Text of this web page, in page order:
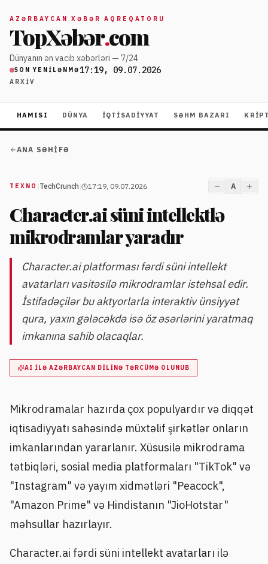
AZƏRBAYCAN XƏBƏR AQREQATORU
TopXəbər.com
Dünyanın ən vacib xəbərləri — 7/24
SON YENILƏNMƏ17:19, 09.07.2026
ARXIV
HAMISI DÜNYA İQTISADIYYAT SƏHM BAZARI
ANA SƏHIFƏ
TEXNO TechCrunch 17:19, 09.07.2026 A
Character.ai süni intellektlə
mikrodramlar yaradır
Character.ai platforması fərdi süni intellekt
avatarları vasitəsilə mikrodramlar istehsal edir.
İstifadəçilər bu aktyorlarla interaktiv ünsiyyət
qura, yaxın gələcəkdə isə öz əsərlərini yaratmaq
imkanına sahib olacaqlar.
AI ILƏ AZƏRBAYCAN DILINƏ TƏRCÜMƏ OLUNUB
Mikrodramalar hazırda çox populyardır və diqqət
iqtisadiyyatı sahəsində müxtəlif şirkətlər onların
imkanlarından yararlanır. Xüsusilə mikrodrama
tətbiqləri, sosial media platformaları "TikTok" və
"Instagram" və yayım xidmətləri "Peacock",
"Amazon Prime" və Hindistanın "JioHotstar"
məhsullar hazırlayır.
Character.ai fərdi süni intellekt avatarları ilə